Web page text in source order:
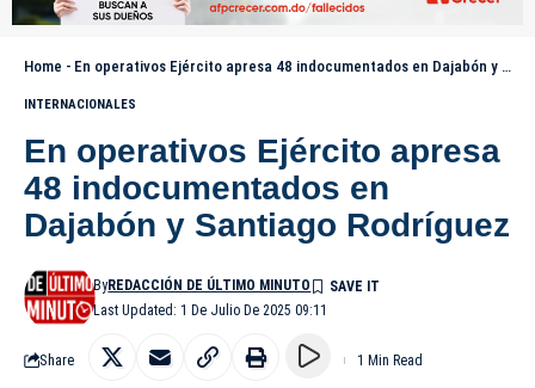
Home - En operativos Ejército apresa 48 indocumentados en Dajabón y Santiago Rodríguez
INTERNACIONALES
En operativos Ejército apresa
48 indocumentados en
Dajabón y Santiago Rodríguez
Last Updated: 1 De Julio De 2025 09:11
ByREDACCIÓN DE ÚLTIMO MINUTO
Share 1 Min Read